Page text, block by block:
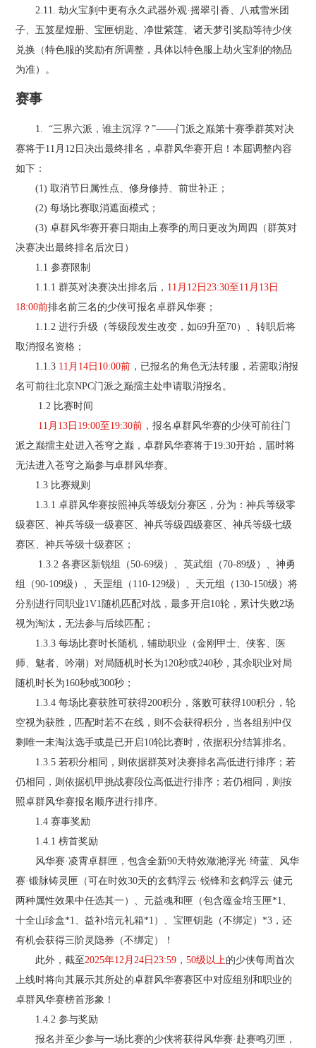
2.11. 劫火宝刹中更有永久武器外观·摇翠引香、八戒雪米团
子、五笈星煌册、宝匣钥匙、净世紫莲、诸天梦引奖励等待少侠
兑换（特色服的奖励有所调整，具体以特色服上劫火宝刹的物品
为准）。
赛事
1. “三界六派，谁主沉浮？”——门派之巅第十赛季群英对决
赛将于11月12日决出最终排名，卓群风华赛开启！本届调整内容
如下：
(1) 取消节日属性点、修身修持、前世补正；
(2) 每场比赛取消遮面模式；
(3) 卓群风华赛开赛日期由上赛季的周日更改为周四（群英对
决赛决出最终排名后次日）
1.1 参赛限制
1.1.1 群英对决赛决出排名后， 11月12日23:30至11月13日
18:00前排名前三名的少侠可报名卓群风华赛；
1.1.2 进行升级（等级段发生改变，如69升至70）、转职后将
取消报名资格；
1.1.3 11月14日10:00前 ，已报名的角色无法转服，若需取消报
名可前往北京NPC门派之巅擂主处申请取消报名。
1.2 比赛时间
11月13日19:00至19:30前 ，报名卓群风华赛的少侠可前往门
派之巅擂主处进入苍穹之巅，卓群风华赛将于19:30开始，届时将
无法进入苍穹之巅参与卓群风华赛。
1.3 比赛规则
1.3.1 卓群风华赛按照神兵等级划分赛区，分为：神兵等级零
级赛区、神兵等级一级赛区、神兵等级四级赛区、神兵等级七级
赛区、神兵等级十级赛区；
1.3.2 各赛区新锐组（50-69级）、英武组（70-89级）、神勇
组（90-109级）、天罡组（110-129级）、天元组（130-150级）将
分别进行同职业1V1随机匹配对战，最多开启10轮，累计失败2场
视为淘汰，无法参与后续匹配；
1.3.3 每场比赛时长随机，辅助职业（金刚甲士、侠客、医
师、魅者、吟潮）对局随机时长为120秒或240秒，其余职业对局
随机时长为160秒或300秒；
1.3.4 每场比赛获胜可获得200积分，落败可获得100积分，轮
空视为获胜，匹配时若不在线，则不会获得积分，当各组别中仅
剩唯一未淘汰选手或是已开启10轮比赛时，依据积分结算排名。
1.3.5 若积分相同，则依据群英对决赛排名高低进行排序；若
仍相同，则依据机甲挑战赛段位高低进行排序；若仍相同，则按
照卓群风华赛报名顺序进行排序。
1.4 赛事奖励
1.4.1 榜首奖励
风华赛·凌霄卓群匣，包含全新90天特效潋滟浮光·绮蓝、风华
赛·锻脉铸灵匣（可在时效30天的玄鹤浮云·锐锋和玄鹤浮云·健元
两种属性效果中任选其一）、元益魂和匣（包含蕴金培玉匣*1、
十全山珍盒*1、益补培元礼箱*1）、宝匣钥匙（不绑定）*3，还
有机会获得三阶灵隐券（不绑定）！
此外，截至2025年12月24日23:59 ，50级以上的少侠每周首次
上线时将向其展示其所处的卓群风华赛赛区中对应组别和职业的
卓群风华赛榜首形象！
1.4.2 参与奖励
报名并至少参与一场比赛的少侠将获得风华赛·赴赛鸣刃匣，